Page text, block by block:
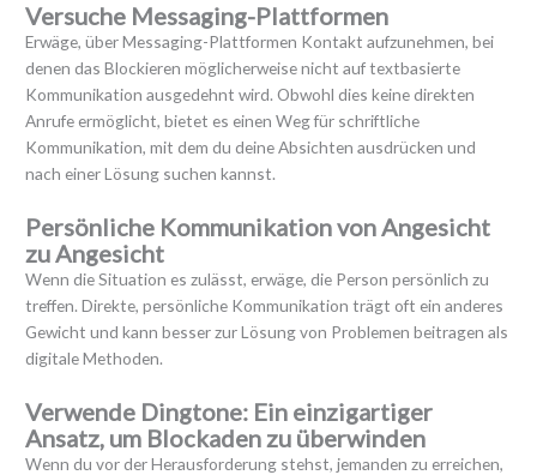
Versuche Messaging-Plattformen
Erwäge, über Messaging-Plattformen Kontakt aufzunehmen, bei
denen das Blockieren möglicherweise nicht auf textbasierte
Kommunikation ausgedehnt wird. Obwohl dies keine direkten
Anrufe ermöglicht, bietet es einen Weg für schriftliche
Kommunikation, mit dem du deine Absichten ausdrücken und
nach einer Lösung suchen kannst.
Persönliche Kommunikation von Angesicht
zu Angesicht
Wenn die Situation es zulässt, erwäge, die Person persönlich zu
treffen. Direkte, persönliche Kommunikation trägt oft ein anderes
Gewicht und kann besser zur Lösung von Problemen beitragen als
digitale Methoden.
Verwende Dingtone: Ein einzigartiger
Ansatz, um Blockaden zu überwinden
Wenn du vor der Herausforderung stehst, jemanden zu erreichen,